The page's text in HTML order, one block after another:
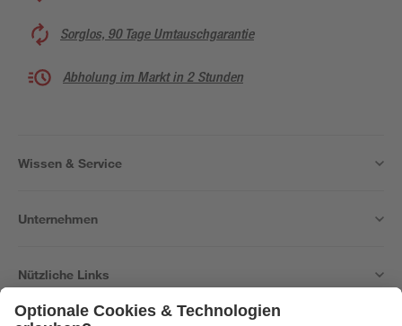
Sorglos, 90 Tage Umtauschgarantie
Abholung im Markt in 2 Stunden
Wissen & Service
Unternehmen
Nützliche Links